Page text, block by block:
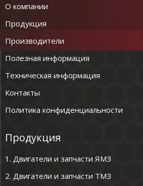
О компании
Продукция
Производители
Полезная информация
Техническая информация
Контакты
Политика конфиденциальности
Продукция
1. Двигатели и запчасти ЯМЗ
2. Двигатели и запчасти ТМЗ